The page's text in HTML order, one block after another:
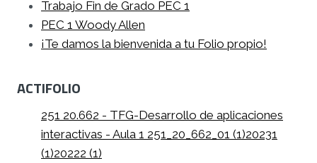
Trabajo Fin de Grado PEC 1
PEC 1 Woody Allen
¡Te damos la bienvenida a tu Folio propio!
ACTIFOLIO
251 20.662 - TFG-Desarrollo de aplicaciones
interactivas - Aula 1 251_20_662_01 (1)20231
(1)20222 (1)